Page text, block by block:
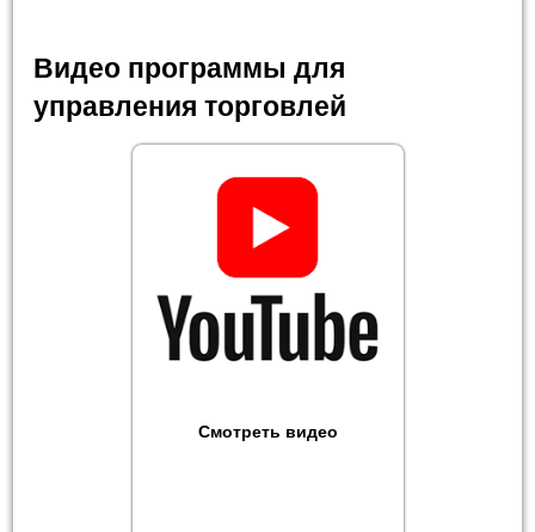
Видео программы для
управления торговлей
Смотреть видео